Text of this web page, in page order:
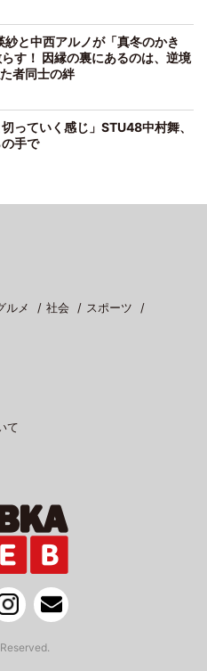
と中西アルノが「真冬のかき
す！ 因縁の裏にあるのは、逆境
者同士の絆
切っていく感じ」STU48中村舞、
手で
ルメ 社会
スポーツ
て